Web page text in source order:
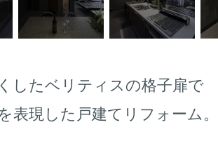
したベリティスの格子扉で
表現した戸建てリフォーム。